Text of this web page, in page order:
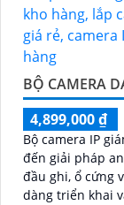
BỘ CAMERA
4,899,000 ₫
Bộ camera IP
đến giải pháp
đầu ghi, ổ cứng
dàng triển khai và sử dụng. Hệ